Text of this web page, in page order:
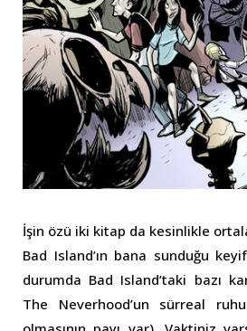
İşin özü iki kitap da kesinlikle
Bad Island’ın bana sunduğu
durumda Bad Island’taki bazı
The Neverhood’un sürreal